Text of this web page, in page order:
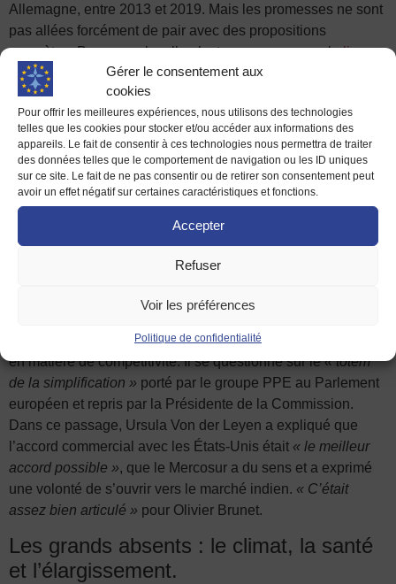
Gérer le consentement aux
cookies
Pour offrir les meilleures expériences, nous utilisons des technologies
telles que les cookies pour stocker et/ou accéder aux informations des
appareils. Le fait de consentir à ces technologies nous permettra de traiter
des données telles que le comportement de navigation ou les ID uniques
sur ce site. Le fait de ne pas consentir ou de retirer son consentement peut
avoir un effet négatif sur certaines caractéristiques et fonctions.
Accepter
Refuser
Voir les préférences
Politique de confidentialité
Allemagne, entre 2013 et 2019. Mais les promesses ne sont
pas allées forcément de pair avec des propositions
concrètes. Par exemple, elle n’est pas revenue sur lelivre
blanc de la défense, publié en mars 2025, qui est pourtant
une avancée majeure vers une véritable stratégie pour une
défense européenne.« Son constat est sombre et montre un
aveu d’impuissance » pour Liam David. Il note le passage
fort sur Gaza mais se questionne sur la temporalité : n’est-ce
pas tardif ?
Olivier Brunet est revenu sur la deuxième grande partie du
discours : la compétitivité européenne.
, publié en 2024, avec une approche
explique que l’Union européenne décroche depuis 20 ans
en matière de compétitivité. Il se questionne sur le« totem
de la simplification » porté par le groupe PPE au Parlement
européen et repris par la Présidente de la Commission.
Dans ce passage, Ursula Von der Leyen a expliqué que
l’accord commercial avec les États-Unis était « le meilleur
accord possible », que le Mercosur a du sens et a exprimé
une volonté de s’ouvrir vers le marché indien. « C’était
assez bien articulé » pour Olivier Brunet.
Les grands absents : le climat, la santé
et l’élargissement.